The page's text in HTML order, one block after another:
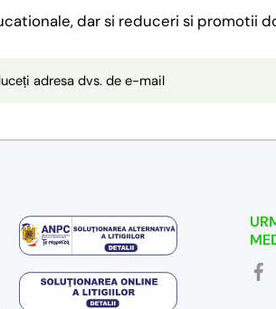
dar si reduceri si promotii
adresa dvs. de e-mail